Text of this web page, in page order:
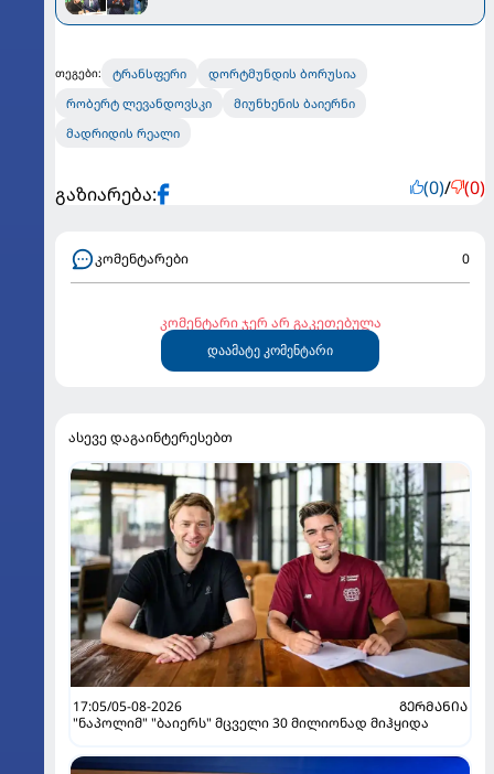
თეგები: ტრანსფერი
დორტმუნდის ბორუსია
რობერტ ლევანდოვსკი
მიუნხენის ბაიერნი
მადრიდის რეალი
გაზიარება: (0)/ (0)
კომენტარები 0
კომენტარი ჯერ არ გაკეთებულა
დაამატე კომენტარი
ასევე დაგაინტერესებთ
17:05/05-08-2026
ᲒᲔᲠᲛᲐᲜᲘᲐ
"ნაპოლიმ" "ბაიერს" მცველი 30 მილიონად მიჰყიდა